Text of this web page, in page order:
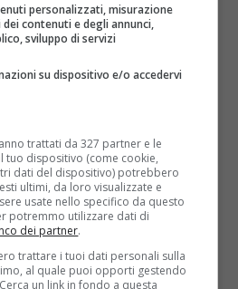
prezzo per la carriera, a meno
di averli oltre i 35 anni. Ci
provare la gioia di essere
esausta e insoddisfatta”.
gamba con i bambini… e non
ha 6 anni e faccio
a lui e ai suoi amici.
e non mi adatto bene
nel tempo e dire a me
essere madre, sono sicura
I momenti meravigliosi sono
molto piccola. Senza di loro
personalizzati, misurazione
contenuti e degli annunci,
sviluppo di servizi
su dispositivo e/o accedervi
trattati da 327 partner e le
tuo dispositivo (come cookie,
dati del dispositivo) potrebbero
ultimi, da loro visualizzate e
usate nello specifico da questo
potremmo utilizzare dati di
dei partner.
trattare i tuoi dati personali sulla
al quale puoi opporti gestendo
un link in fondo a questa